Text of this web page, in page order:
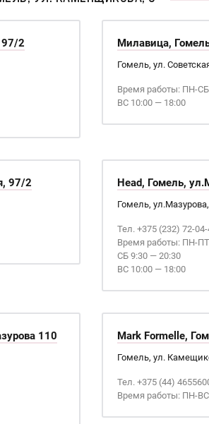
97/2 Милавица,
Гомель, ул.
Время работы: ПН-
ВС 10:00 — 18:00
97/2 Head, Гомель,
Гомель,
Тел. +375 (232) 72-
Время работы: ПН-
СБ 9:30 — 20:30
ВС 10:00 — 18:00
110 Mark Formelle,
Гомель, ул.
Тел. +375 (44)
Время работы: ПН-